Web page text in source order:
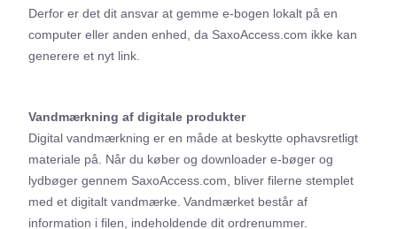
Derfor er det dit ansvar at gemme e-bogen lokalt på en
computer eller anden enhed, da SaxoAccess.com ikke kan
generere et nyt link.
Vandmærkning af digitale produkter
Digital vandmærkning er en måde at beskytte ophavsretligt
materiale på. Når du køber og downloader e-bøger og
lydbøger gennem SaxoAccess.com, bliver filerne stemplet
med et digitalt vandmærke. Vandmærket består af
information i filen, indeholdende dit ordrenummer.